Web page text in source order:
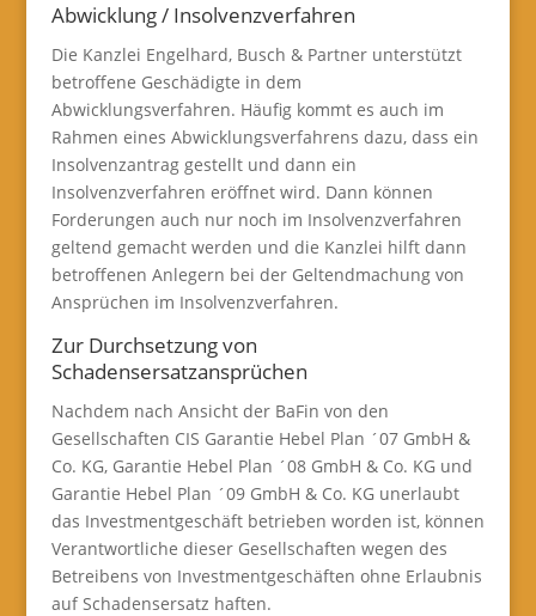
Abwicklung / Insolvenzverfahren
Die Kanzlei Engelhard, Busch & Partner unterstützt
betroffene Geschädigte in dem
Abwicklungsverfahren. Häufig kommt es auch im
Rahmen eines Abwicklungsverfahrens dazu, dass ein
Insolvenzantrag gestellt und dann ein
Insolvenzverfahren eröffnet wird. Dann können
Forderungen auch nur noch im Insolvenzverfahren
geltend gemacht werden und die Kanzlei hilft dann
betroffenen Anlegern bei der Geltendmachung von
Ansprüchen im Insolvenzverfahren.
Zur Durchsetzung von
Schadensersatzansprüchen
Nachdem nach Ansicht der BaFin von den
Gesellschaften CIS Garantie Hebel Plan ´07 GmbH &
Co. KG, Garantie Hebel Plan ´08 GmbH & Co. KG und
Garantie Hebel Plan ´09 GmbH & Co. KG unerlaubt
das Investmentgeschäft betrieben worden ist, können
Verantwortliche dieser Gesellschaften wegen des
Betreibens von Investmentgeschäften ohne Erlaubnis
auf Schadensersatz haften.